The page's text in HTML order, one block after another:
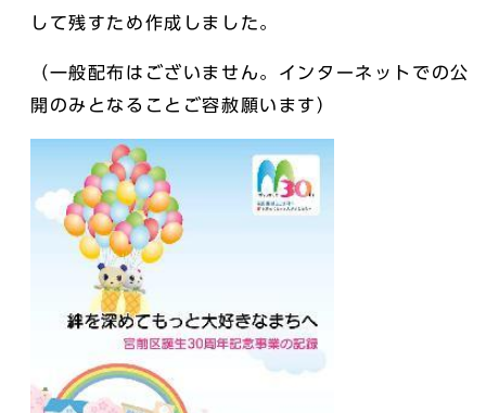
して残すため作成しました。
（一般配布はございません。インターネットでの公
開のみとなることご容赦願います）